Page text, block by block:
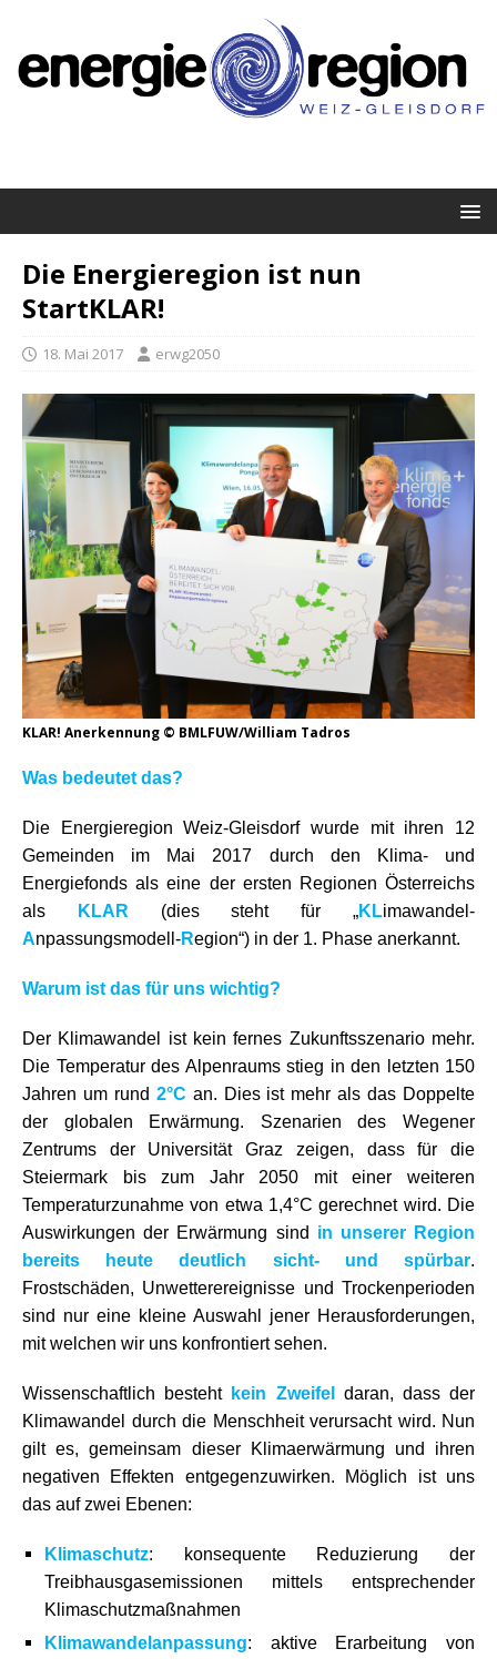
Die Energieregion ist nun
StartKLAR!
18. Mai 2017 erwg2050
KLAR! Anerkennung © BMLFUW/William Tadros
Was bedeutet das?
Die Energieregion Weiz-Gleisdorf wurde mit ihren 12
Gemeinden im Mai 2017 durch den Klima- und
Energiefonds als eine der ersten Regionen Österreichs
als
KLAR (dies steht für „KLimawandel-
Anpassungsmodell-Region“) in der 1. Phase anerkannt.
Warum ist das für uns wichtig?
Der Klimawandel ist kein fernes Zukunftsszenario mehr.
Die Temperatur des Alpenraums stieg in den letzten 150
Jahren um rund 2°C an. Dies ist mehr als das Doppelte
der globalen Erwärmung. Szenarien des Wegener
Zentrums der Universität Graz zeigen, dass für die
Steiermark bis zum Jahr 2050 mit einer weiteren
Temperaturzunahme von etwa 1,4°C gerechnet wird. Die
Auswirkungen der Erwärmung sind in unserer Region
bereits heute deutlich sicht- und spürbar.
Frostschäden, Unwetterereignisse und Trockenperioden
sind nur eine kleine Auswahl jener Herausforderungen,
mit welchen wir uns konfrontiert sehen.
Wissenschaftlich besteht kein Zweifel
daran, dass der
Klimawandel durch die Menschheit verursacht wird. Nun
gilt es, gemeinsam dieser Klimaerwärmung und ihren
negativen Effekten entgegenzuwirken. Möglich ist uns
das auf zwei Ebenen:
Klimaschutz: konsequente Reduzierung der
Treibhausgasemissionen mittels entsprechender
Klimaschutzmaßnahmen
Klimawandelanpassung: aktive Erarbeitung von